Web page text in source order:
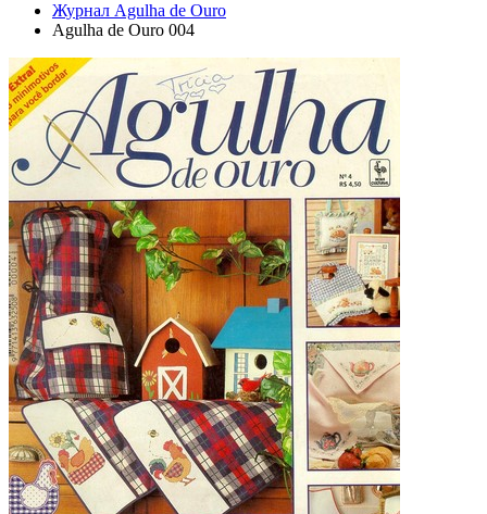
Журнал Agulha de Ouro
Agulha de Ouro 004